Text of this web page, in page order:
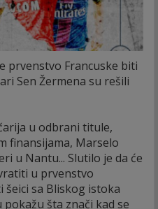
prvenstvo Francuske biti
Sen Žermena su rešili
u odbrani titule,
finansijama, Marselo
u Nantu... Slutilo je da će
u prvenstvo
šeici sa Bliskog istoka
šta znači kad se